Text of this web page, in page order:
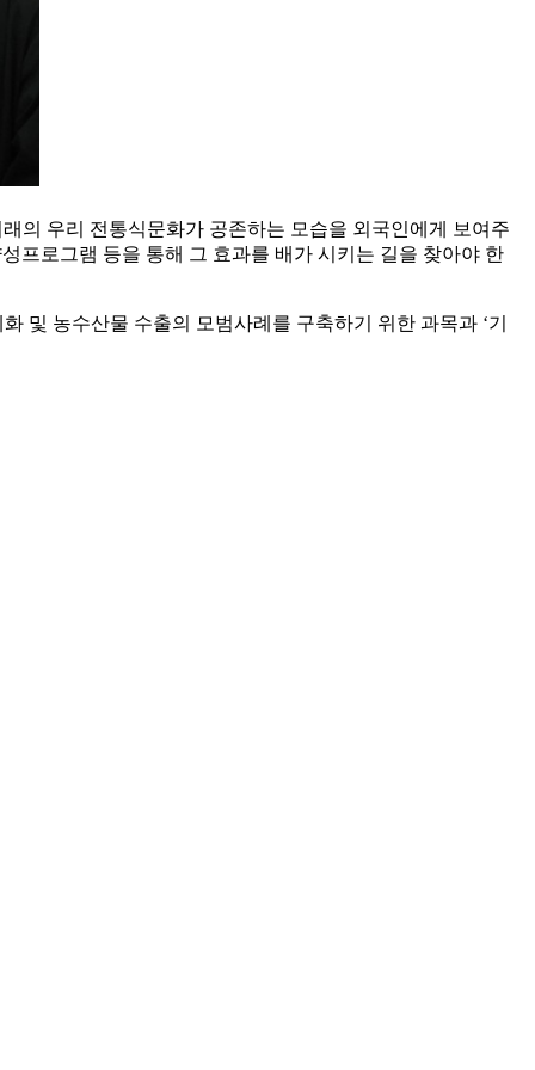
의 우리 전통식문화가 공존하는 모습을 외국인에게 보여주
프로그램 등을 통해 그 효과를 배가 시키는 길을 찾아야 한
및 농수산물 수출의 모범사례를 구축하기 위한 과목과 ‘기